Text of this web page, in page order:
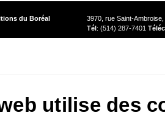
utilise des
du Boréal
3970, rue Saint-
Tél : (514) 287-7401 Téléc